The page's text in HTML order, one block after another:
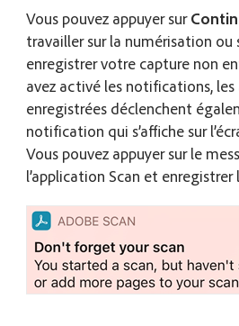
Vous pouvez appuyer sur
travailler sur la numérisation ou
enregistrer votre capture non
avez activé les notifications, les
enregistrées déclenchent
notification qui s’affiche sur
Vous pouvez appuyer sur le
l’application Scan et enregistrer